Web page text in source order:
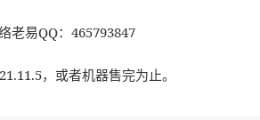
老易QQ：465793847
，或者机器售完为止。